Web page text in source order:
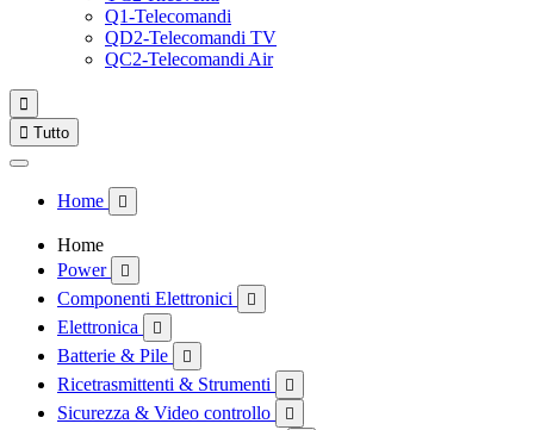
Q1-Telecomandi
QD2-Telecomandi TV
QC2-Telecomandi Air

 Tutto
Home 
Home
Power

Componenti Elettronici 
Elettronica 
Batterie & Pile 
Ricetrasmittenti & Strumenti 
Sicurezza & Video controllo 